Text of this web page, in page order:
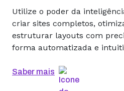
Utilize o poder da
criar sites completos,
estruturar layouts com
forma automatizada e
Saber mais